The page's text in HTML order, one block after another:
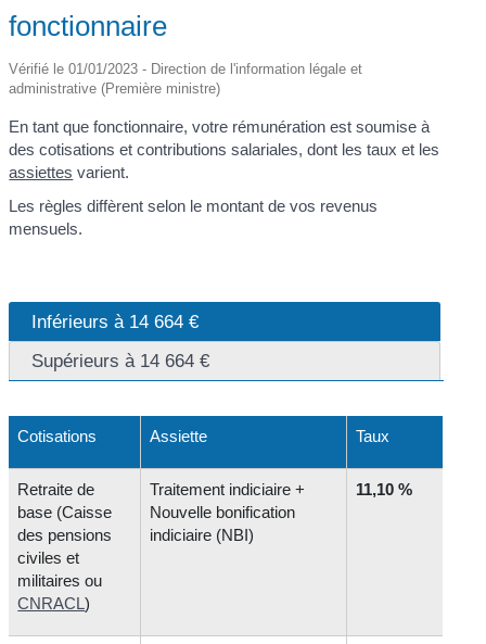
fonctionnaire
Vérifié le 01/01/2023 - Direction de l'information légale et
administrative (Première ministre)
En tant que fonctionnaire, votre rémunération est soumise à
des cotisations et contributions salariales, dont les taux et les
assiettes varient.
Les règles diffèrent selon le montant de vos revenus
mensuels.
Inférieurs à 14 664 €
Supérieurs à 14 664 €
Cotisations Assiette Taux
Retraite de
base (Caisse
des pensions
civiles et
militaires ou
CNRACL)
Traitement indiciaire +
Nouvelle bonification
indiciaire (NBI)
11,10 %